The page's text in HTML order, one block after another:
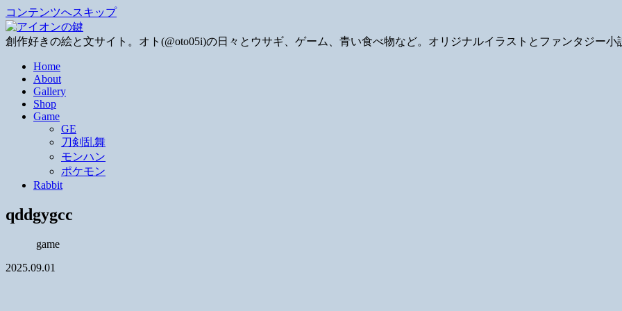
コンテンツへスキップ
創作好きの絵と文サイト。オト(@oto05i)の日々とウサギ、ゲーム、青い食べ物など。オリジナルイラストとファンタジー小
Home
About
Gallery
Shop
Game
GE
刀剣乱舞
モンハン
ポケモン
Rabbit
qddgygcc
game
2025.09.01